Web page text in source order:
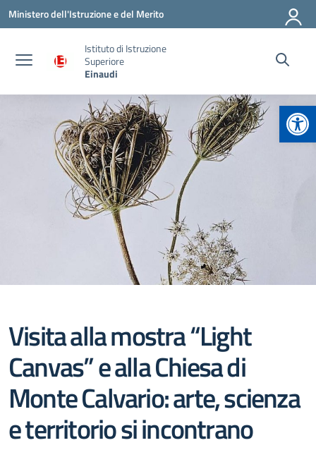
Vai ai contenuti
Vai al menu di navigazione
Vai al footer
Ministero dell'Istruzione e del Merito
Istituto di Istruzione
Superiore
Einaudi
Visita alla mostra “Light
Canvas” e alla Chiesa di
Monte Calvario: arte, scienza
e territorio si incontrano